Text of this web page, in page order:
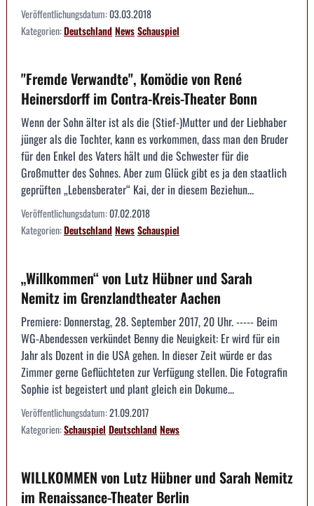
Veröffentlichungsdatum:03.03.2018
Kategorien:DeutschlandNewsSchauspiel
"Fremde Verwandte", Komödie von René
Heinersdorff im Contra-Kreis-Theater Bonn
Wenn der Sohn älter ist als die (Stief-)Mutter und der Liebhaber
jünger als die Tochter, kann es vorkommen, dass man den Bruder
für den Enkel des Vaters hält und die Schwester für die
Großmutter des Sohnes. Aber zum Glück gibt es ja den staatlich
geprüften „Lebensberater“ Kai, der in diesem Beziehun...
Veröffentlichungsdatum:07.02.2018
Kategorien:DeutschlandNewsSchauspiel
„Willkommen“ von Lutz Hübner und Sarah
Nemitz im Grenzlandtheater Aachen
Premiere: Donnerstag, 28. September 2017, 20 Uhr. ----- Beim
WG-Abendessen verkündet Benny die Neuigkeit: Er wird für ein
Jahr als Dozent in die USA gehen. In dieser Zeit würde er das
Zimmer gerne Geflüchteten zur Verfügung stellen. Die Fotografin
Sophie ist begeistert und plant gleich ein Dokume...
Veröffentlichungsdatum:21.09.2017
Kategorien:Schauspiel DeutschlandNews
WILLKOMMEN von Lutz Hübner und Sarah Nemitz
im Renaissance-Theater Berlin